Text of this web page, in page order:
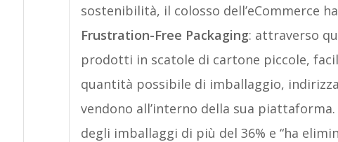
sostenibilità, il colosso dell’eCommerce
Frustration-Free Packaging: attraverso
prodotti in scatole di cartone piccole,
quantità possibile di imballaggio,
vendono all’interno della sua
degli imballaggi di più del 36% e “ha